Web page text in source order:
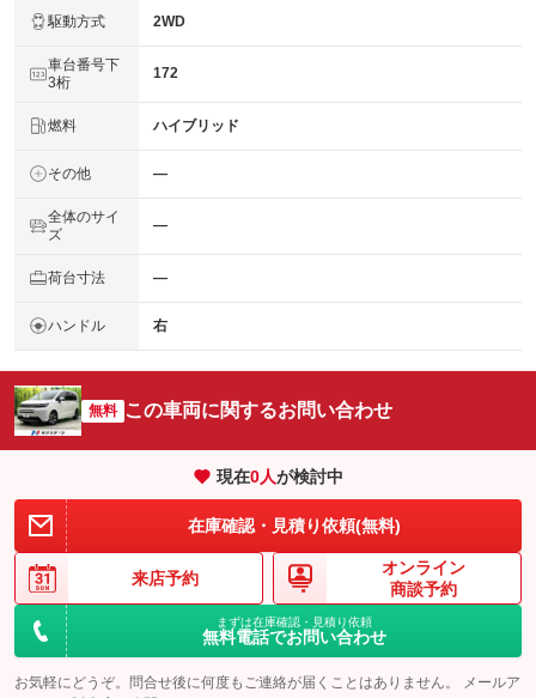
駆動方式 2WD
車台番号下
3桁
172
燃料 ハイブリッド
その他 ―
全体のサイ
ズ
―
荷台寸法 ―
ハンドル 右
無料 この車両に関するお問い合わせ
現在0人が検討中
在庫確認・見積り依頼(無料)
来店予約
オンライン
商談予約
まずは在庫確認・見積り依頼
無料電話でお問い合わせ
お気軽にどうぞ。問合せ後に何度もご連絡が届くことはありません。 メールア